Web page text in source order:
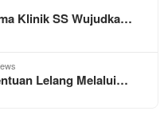
Klinik SS Wujudka…
Lelang Melalui…